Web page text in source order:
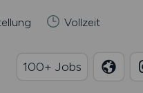
Vollzeit
100+ Jobs